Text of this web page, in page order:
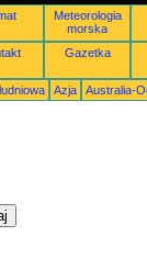
Meteorologia
morska
Gazetka
Azja Australia-